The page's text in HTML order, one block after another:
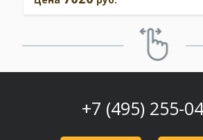
+7 (495) 255-